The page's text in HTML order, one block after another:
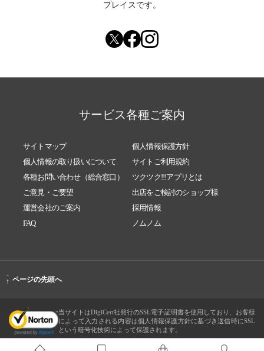
プレイスです。
サービス各種ご案内
サイトマップ
個人情報保護方針
個人情報の取り扱いについて
サイトご利用規約
各種お問い合わせ（総合窓口）
ツクツク!!!アプリとは
ご意見・ご要望
出店をご検討のショップ様
運営会社のご案内
採用情報
FAQ
ノムノム
-
↑ ページの先頭へ
当サイトはDigiCert社発行のSSL電子証明書を使用しており、お客様
によって入力される内容は個人情報保護方針に基づき送信時にSSL
という暗号化技術によって保護されます。